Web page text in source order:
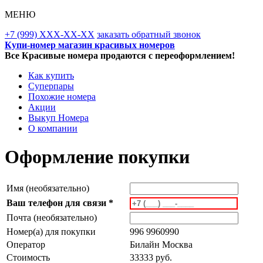
МЕНЮ
+7 (999) XXX-XX-XX заказать обратный звонок
Купи-номер магазин красивых номеров
Все Красивые номера продаются с переоформлением!
Как купить
Суперпары
Похожие номера
Акции
Выкуп Номера
О компании
Оформление покупки
Имя (необязательно)
Ваш телефон для связи *
Почта (необязательно)
Номер(а) для покупки
996 9960990
Оператор
Билайн Москва
Стоимость
33333 руб.